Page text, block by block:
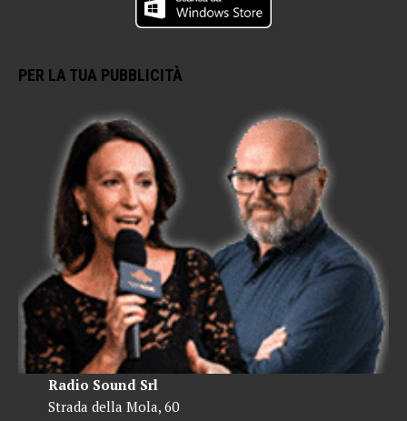
PER LA TUA PUBBLICITÀ
Radio Sound Srl
Strada della Mola, 60